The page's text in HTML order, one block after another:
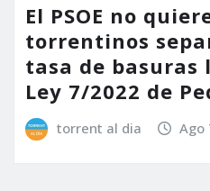
El PSOE no
torrentinos
tasa de basuras
Ley 7/2022 de
torrent al dia Ago